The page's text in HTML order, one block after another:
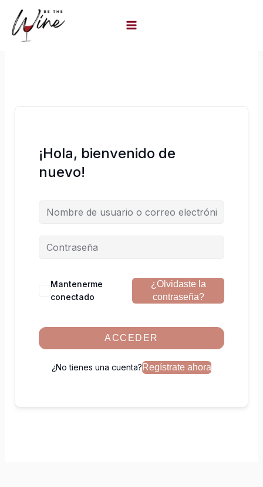
contenido
¡Hola, bienvenido de
nuevo!
Mantenerme
conectado
¿Olvidaste la
contraseña?
ACCEDER
¿No tienes una cuenta?Regístrate ahora